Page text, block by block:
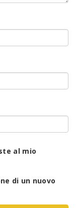
al mio
di un nuovo